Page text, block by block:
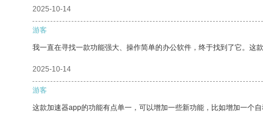
2025-10-14
游客
我一直在寻找一款功能强大、操作简单的办公软件，终于找到了它。这
2025-10-14
游客
这款加速器app的功能有点单一，可以增加一些新功能，比如增加一个自